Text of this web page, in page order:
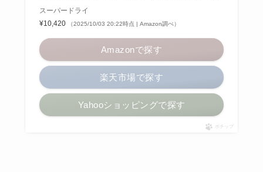
スーパードライ
¥10,420
（2025/10/03 20:22時点 | Amazon調べ）
Amazonで探す
楽天市場で探す
Yahooショッピングで探す
ポチップ